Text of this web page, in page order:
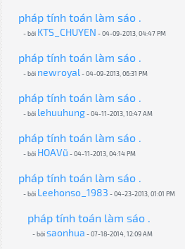
pháp tính toán làm sáo .
- bởi KTS_CHUYEN - 04-09-2013, 04:47 PM
pháp tính toán làm sáo .
- bởi newroyal- 04-09-2013, 06:31 PM
pháp tính toán làm sáo .
- bởi lehuuhung- 04-11-2013, 10:47 AM
pháp tính toán làm sáo .
- bởi HOAVũ - 04-11-2013, 04:14 PM
pháp tính toán làm sáo .
- bởi Leehonso_1983 - 04-23-2013, 01:01 PM
pháp tính toán làm sáo .
- bởisaonhua - 07-18-2014, 12:09 AM